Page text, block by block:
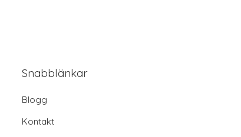
Snabblänkar
Blogg
Kontakt